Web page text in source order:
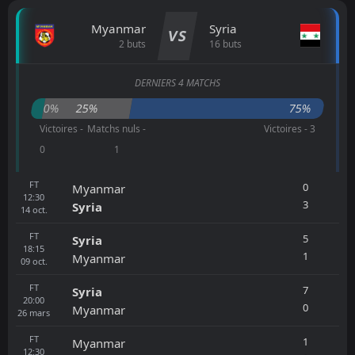
Myanmar
2 buts VS Syria
16 buts
DERNIERS 4 MATCHS
0% 25% 75%
Victoires -
0
Matchs nuls -
1
Victoires - 3
FT
12:30
14 oct.
Myanmar
Syria
0
3
FT
18:15
09 oct.
Syria
Myanmar
5
1
FT
20:00
26 mars
Syria
Myanmar
7
0
FT
12:30
Myanmar
1